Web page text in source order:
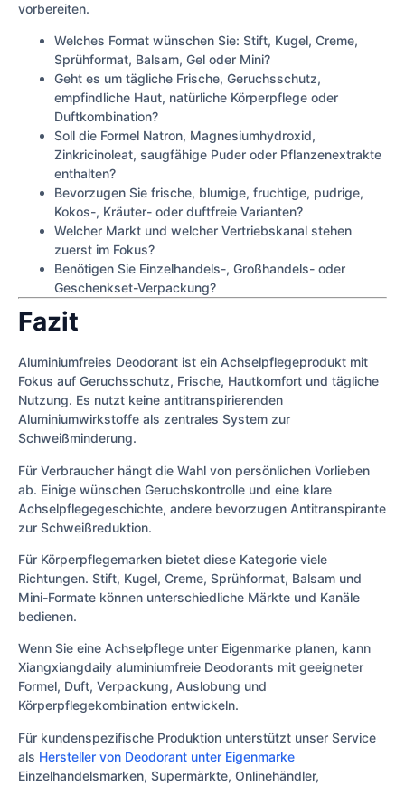
vorbereiten.
Welches Format wünschen Sie: Stift, Kugel, Creme,
Sprühformat, Balsam, Gel oder Mini?
Geht es um tägliche Frische, Geruchsschutz,
empfindliche Haut, natürliche Körperpflege oder
Duftkombination?
Soll die Formel Natron, Magnesiumhydroxid,
Zinkricinoleat, saugfähige Puder oder Pflanzenextrakte
enthalten?
Bevorzugen Sie frische, blumige, fruchtige, pudrige,
Kokos-, Kräuter- oder duftfreie Varianten?
Welcher Markt und welcher Vertriebskanal stehen
zuerst im Fokus?
Benötigen Sie Einzelhandels-, Großhandels- oder
Geschenkset-Verpackung?
Fazit
Aluminiumfreies Deodorant ist ein Achselpflegeprodukt mit
Fokus auf Geruchsschutz, Frische, Hautkomfort und tägliche
Nutzung. Es nutzt keine antitranspirierenden
Aluminiumwirkstoffe als zentrales System zur
Schweißminderung.
Für Verbraucher hängt die Wahl von persönlichen Vorlieben
ab. Einige wünschen Geruchskontrolle und eine klare
Achselpflegegeschichte, andere bevorzugen Antitranspirante
zur Schweißreduktion.
Für Körperpflegemarken bietet diese Kategorie viele
Richtungen. Stift, Kugel, Creme, Sprühformat, Balsam und
Mini-Formate können unterschiedliche Märkte und Kanäle
bedienen.
Wenn Sie eine Achselpflege unter Eigenmarke planen, kann
Xiangxiangdaily aluminiumfreie Deodorants mit geeigneter
Formel, Duft, Verpackung, Auslobung und
Körperpflegekombination entwickeln.
Für kundenspezifische Produktion unterstützt unser Service
als Hersteller von Deodorant unter Eigenmarke
Einzelhandelsmarken, Supermärkte, Onlinehändler,